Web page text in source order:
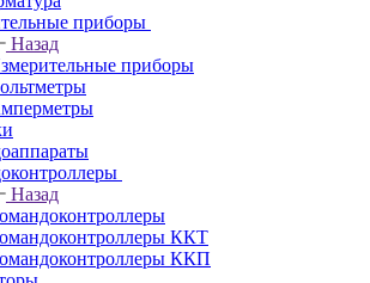
приборы
Назад
приборы
Назад
ККТ
ККП